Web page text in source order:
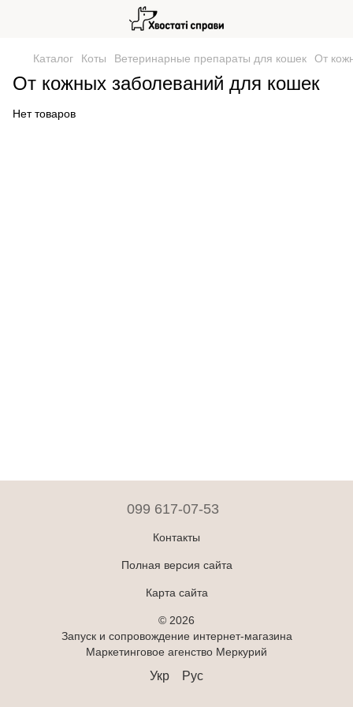
Каталог Коты Ветеринарные препараты для кошек От
От кожных заболеваний для кошек
Нет товаров
099 617-07-53
Контакты
Полная версия сайта
Карта сайта
© 2026
Запуск и сопровождение интернет-магазина
Маркетинговое агенство Меркурий
Укр Рус